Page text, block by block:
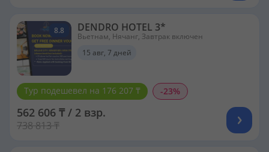
8.8 DENDRO HOTEL 3*
Вьетнам, Нячанг, Завтрак включен
15 авг, 7 дней
Тур подешевел на 176 207 ₸ -23%
562 606 ₸ / 2 взр.
738 813 ₸